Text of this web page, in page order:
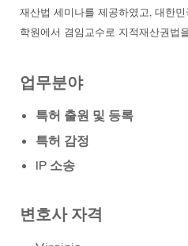
재산법 세미나를 제공하였고, 대한민
학원에서 겸임교수로 지적재산권법
업무분야
특허 출원 및 등록
특허 감정
IP 소송
변호사 자격